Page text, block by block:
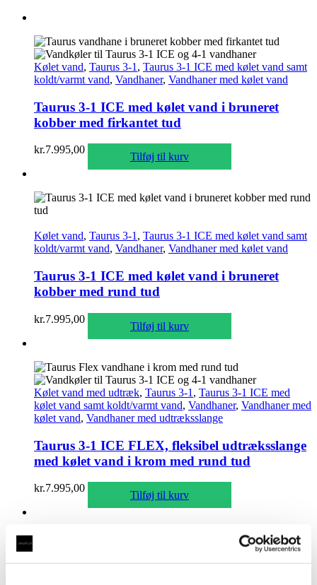
Kølet vand, Taurus 3-1 , Taurus 3-1 ICE med kølet vand samt
koldt/varmt vand, Vandhaner, Vandhaner med kølet vand
Taurus 3-1 ICE med kølet vand i bruneret
kobber med firkantet tud
kr.7.995,00
Tilføj til kurv
Kølet vand, Taurus 3-1, Taurus 3-1 ICE med kølet vand samt
koldt/varmt vand, Vandhaner, Vandhaner med kølet vand
Taurus 3-1 ICE med kølet vand i bruneret
kobber med rund tud
kr.7.995,00
Tilføj til kurv
Kølet vand med udtræk, Taurus 3-1 , Taurus 3-1 ICE med
kølet vand samt koldt/varmt vand, Vandhaner, Vandhaner med
kølet vand, Vandhaner med udtræksslange
Taurus 3-1 ICE FLEX, fleksibel udtræksslange
med kølet vand i krom med rund tud
kr.7.995,00
Tilføj til kurv
Kølet vand med udtræk,Taurus 3-1,Taurus 3-1 ICE med